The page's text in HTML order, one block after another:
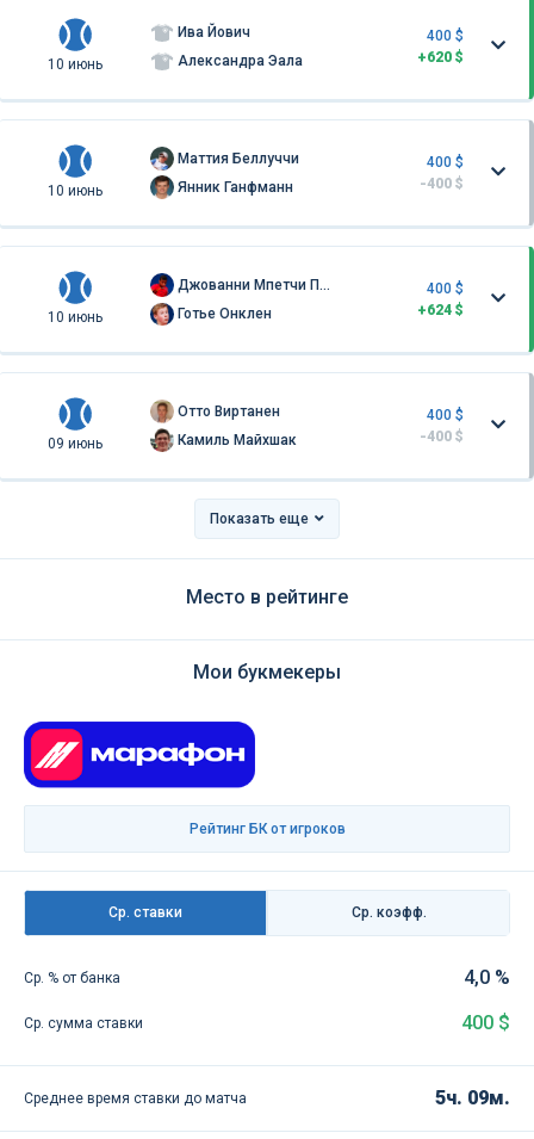
10 июнь
Ива Йович
Александра Эала
400 $
+620 $
10 июнь
Маттия Беллуччи
Янник Ганфманн
400 $
-400 $
10 июнь
Джованни Мпетчи Перрикард
Готье Онклен
400 $
+624 $
09 июнь
Отто Виртанен
Камиль Майхшак
400 $
-400 $
Показать еще
Место в рейтинге
Мои букмекеры
Рейтинг БК от игроков
Ср. ставки Ср. коэфф.
Ср. % от банка 4,0 %
Ср. сумма ставки 400 $
Среднее время ставки до матча 5ч. 09м.